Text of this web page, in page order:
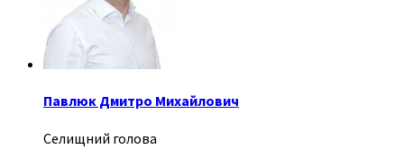
Павлюк Дмитро Михайлович
Селищний голова